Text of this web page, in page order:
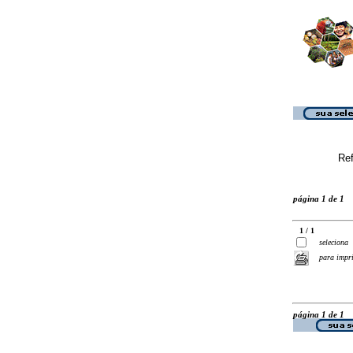
página 1 de 1
1 / 1
seleciona
para
página 1 de 1